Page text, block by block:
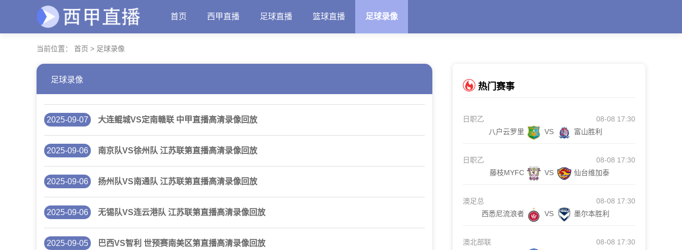
首页 西甲直播 足球直播 篮球直播 足球录像
当前位置： 首页 > 足球录像
足球录像
2025-09-07 大连鲲城VS定南赣联 中甲直播高清录像回放
2025-09-06 南京队VS徐州队 江苏联第直播高清录像回放
2025-09-06 扬州队VS南通队 江苏联第直播高清录像回放
2025-09-06 无锡队VS连云港队 江苏联第直播高清录像回放
2025-09-05 巴西VS智利 世预赛南美区第直播高清录像回放
热门赛事
日职乙
08-08 17:30
八户云罗里
VS 富山胜利
日职乙
08-08 17:30
藤枝MYFC
VS 仙台维加泰
澳足总
08-08 17:30
西悉尼流浪者
VS 墨尔本胜利
澳北部联
08-08 17:30